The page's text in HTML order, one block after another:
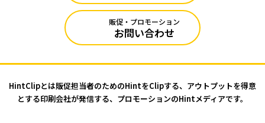
販促・プロモーション
お問い合わせ
HintClipとは販促担当者のためのHintをClipする、アウトプットを得意
とする印刷会社が発信する、プロモーションのHintメディアです。